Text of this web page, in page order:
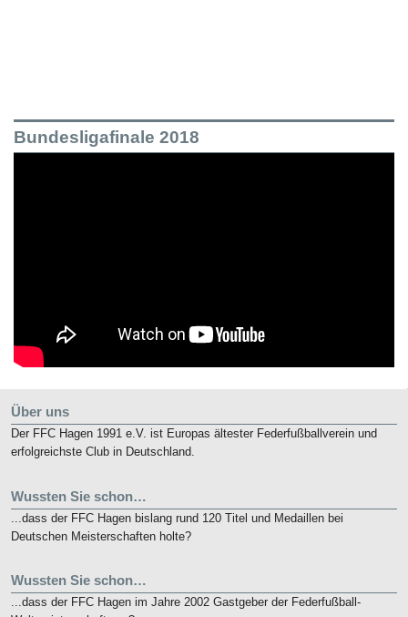
Bundesligafinale 2018
Über uns
Der FFC Hagen 1991 e.V. ist Europas ältester Federfußballverein und
erfolgreichste Club in Deutschland.
Wussten Sie schon…
...dass der FFC Hagen bislang rund 120 Titel und Medaillen bei
Deutschen Meisterschaften holte?
Wussten Sie schon…
...dass der FFC Hagen im Jahre 2002 Gastgeber der Federfußball-